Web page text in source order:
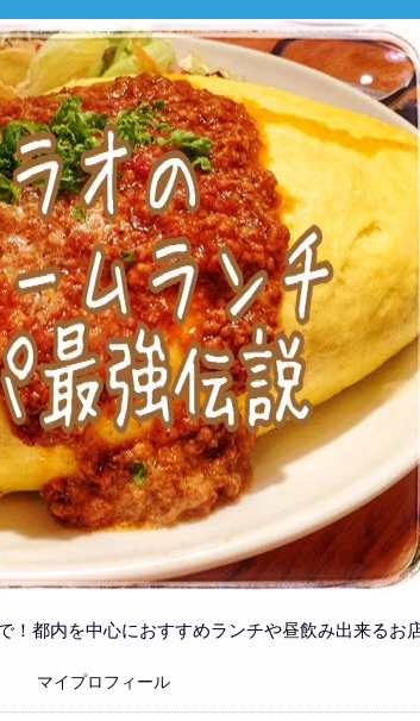
都内を中心におすすめランチや昼飲み出来るお
マイプロフィール